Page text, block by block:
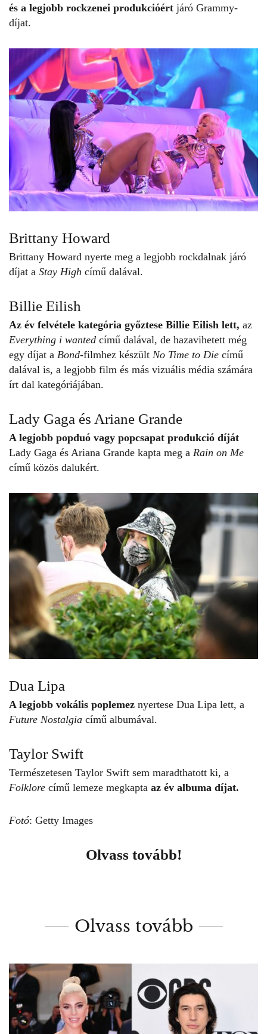
és a legjobb rockzenei produkcióért járó Grammy-
díjat.
Brittany Howard
Brittany Howard nyerte meg a legjobb rockdalnak járó
díjat a Stay High című dalával.
Billie Eilish
Az év felvétele kategória győztese Billie Eilish lett, az
Everything i wanted című dalával, de hazavihetett még
egy díjat a Bond-filmhez készült No Time to Die című
dalával is, a legjobb film és más vizuális média számára
írt dal kategóriájában.
Lady Gaga és Ariane Grande
A legjobb popduó vagy popcsapat produkció díját
Lady Gaga és Ariana Grande kapta meg a Rain on Me
című közös dalukért.
Dua Lipa
A legjobb vokális poplemez nyertese Dua Lipa lett, a
Future Nostalgia című albumával.
Taylor Swift
Természetesen Taylor Swift sem maradthatott ki, a
Folklore című lemeze megkapta az év albuma díjat.
Fotó: Getty Images
Olvass tovább!
Olvass tovább